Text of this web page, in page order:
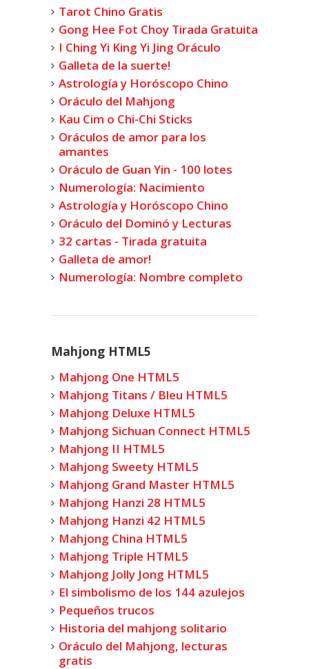
Tarot Chino Gratis
Gong Hee Fot Choy Tirada Gratuita
I Ching Yi King Yi Jing Oráculo
Galleta de la suerte!
Astrología y Horóscopo Chino
Oráculo del Mahjong
Kau Cim o Chi-Chi Sticks
Oráculos de amor para los
amantes
Oráculo de Guan Yin - 100 lotes
Numerología: Nacimiento
Astrología y Horóscopo Chino
Oráculo del Dominó y Lecturas
32 cartas - Tirada gratuita
Galleta de amor!
Numerología: Nombre completo
Mahjong HTML5
Mahjong One HTML5
Mahjong Titans / Bleu HTML5
Mahjong Deluxe HTML5
Mahjong Sichuan Connect HTML5
Mahjong II HTML5
Mahjong Sweety HTML5
Mahjong Grand Master HTML5
Mahjong Hanzi 28 HTML5
Mahjong Hanzi 42 HTML5
Mahjong China HTML5
Mahjong Triple HTML5
Mahjong Jolly Jong HTML5
El simbolismo de los 144 azulejos
Pequeños trucos
Historia del mahjong solitario
Oráculo del Mahjong, lecturas
gratis